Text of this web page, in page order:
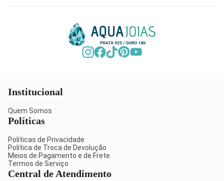
Institucional
Quem Somos
Políticas
Políticas de Privacidade
Política de Troca de Devolução
Meios de Pagamento e de Frete
Termos de Serviço
Central de Atendimento